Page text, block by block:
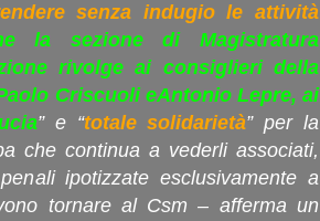
senza indugio le attività
la sezione di Magistratura
rivolge ai consiglieri della
Criscuoli eAntonio Lepre, ai
” e “totale solidarietà” per la
che continua a vederli associati,
ipotizzate esclusivamente a
tornare al Csm – afferma un